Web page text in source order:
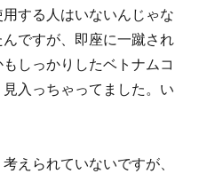
する人はいないんじゃな
ですが、即座に一蹴され
しっかりしたベトナムコ
入っちゃってました。い
えられていないですが、